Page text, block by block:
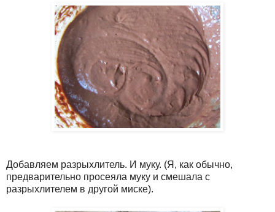
Добавляем разрыхлитель. И муку. (Я, как обычно,
предварительно просеяла муку и смешала с
разрыхлителем в другой миске).